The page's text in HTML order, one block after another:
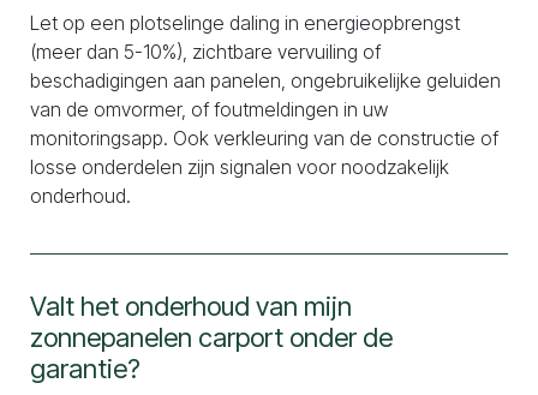
Let op een plotselinge daling in energieopbrengst
(meer dan 5-10%), zichtbare vervuiling of
beschadigingen aan panelen, ongebruikelijke geluiden
van de omvormer, of foutmeldingen in uw
monitoringsapp. Ook verkleuring van de constructie of
losse onderdelen zijn signalen voor noodzakelijk
onderhoud.
Valt het onderhoud van mijn
zonnepanelen carport onder de
garantie?